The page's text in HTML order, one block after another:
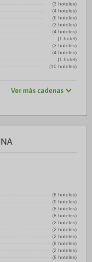
(3 hoteles)
(4 hoteles)
(6 hoteles)
(3 hoteles)
(4 hoteles)
(1 hotel)
(3 hoteles)
(4 hoteles)
(1 hotel)
(10 hoteles)
Ver más cadenas
(8 hoteles)
(9 hoteles)
(8 hoteles)
(8 hoteles)
(2 hoteles)
(2 hoteles)
(2 hoteles)
(8 hoteles)
(2 hoteles)
(8 hoteles)